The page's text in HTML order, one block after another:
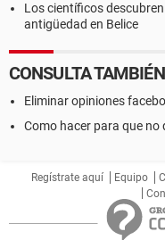
Los científicos
antigüedad en Belice
CONSULTA TAMBIÉN
Eliminar opiniones
Como hacer para que
Regístrate aquí Equipo